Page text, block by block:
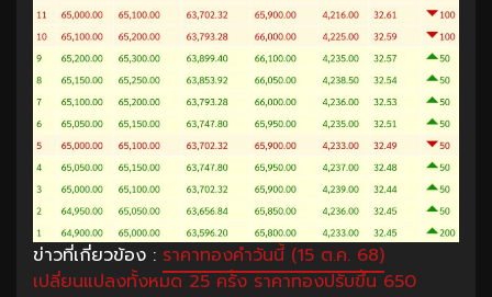
ข่าวที่เกี่ยวข้อง : ราคาทองคำวันนี้ (15 ต.ค. 68)
เปลี่ยนแปลงทั้งหมด 25 ครั้ง ราคาทองปรับขึ้น 650